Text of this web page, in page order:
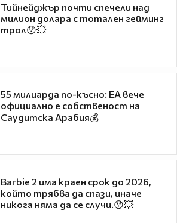
Тийнейджър почти спечели над
милион долара с тотален гейминг
трол😯💥
55 милиарда по-късно: EA вече
официално е собственост на
Саудитска Арабия💰
Barbie 2 има краен срок до 2026,
който трябва да спази, иначе
никога няма да се случи.😯💥